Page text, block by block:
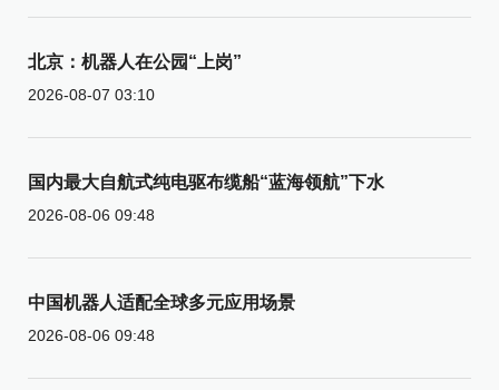
北京：机器人在公园“上岗”
2026-08-07 03:10
国内最大自航式纯电驱布缆船“蓝海领航”下水
2026-08-06 09:48
中国机器人适配全球多元应用场景
2026-08-06 09:48